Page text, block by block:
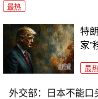
最热
特
家”
最热
外交部：日本不能口